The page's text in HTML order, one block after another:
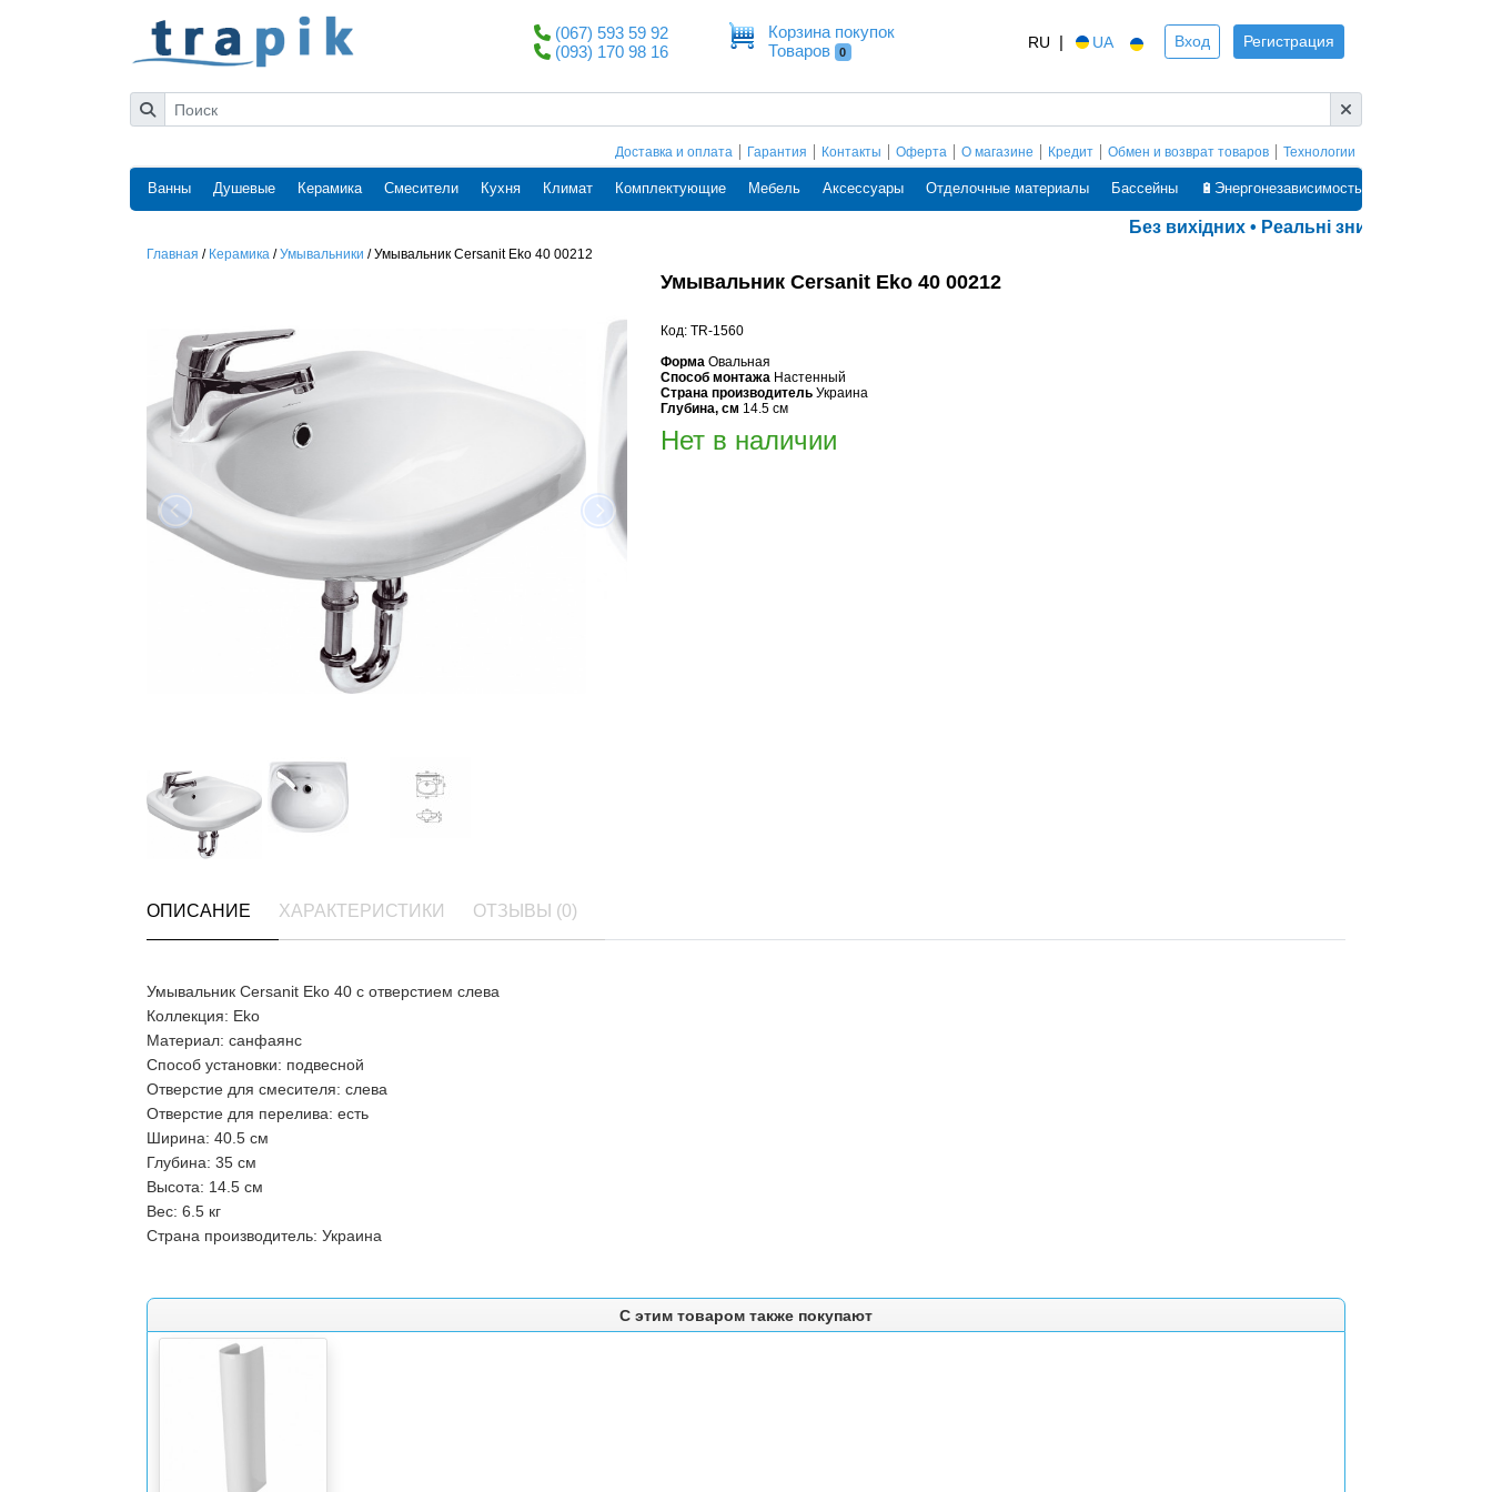
(067) 593 59 92
(093) 170 98 16
Корзина покупок
Товаров
0
RU | UA Вход Регистрация
Доставка и оплата Гарантия Контакты Оферта О магазине Кредит Обмен и возврат товаров Технологии
Ванны Душевые Керамика Смесители Кухня Климат Комплектующие Мебель Аксессуары Отделочные материалы Бассейны 🔋Энергонезависимость
Без вихідних • Реальні знижки • Оплата
Главная / Керамика /Умывальники /Умывальник Cersanit Eko 40 00212
Умывальник Cersanit Eko 40 00212
Код: TR-1560
Форма Овальная
Способ монтажа Настенный
Страна производитель Украина
Глубина, см 14.5 см
Нет в наличии
ОПИСАНИЕ ХАРАКТЕРИСТИКИ ОТЗЫВЫ (0)
Умывальник Cersanit Еko 40 с отверстием слева
Коллекция: Еko
Материал: санфаянс
Способ установки: подвесной
Отверстие для смесителя: слева
Отверстие для перелива: есть
Ширина: 40.5 см
Глубина: 35 см
Высота: 14.5 см
Вес: 6.5 кг
Страна производитель: Украина
С этим товаром также покупают